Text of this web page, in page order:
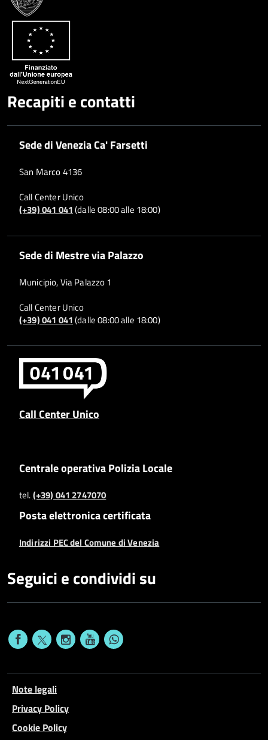
Recapiti e contatti
Sede di Venezia Ca' Farsetti
San Marco 4136
Call Center Unico
(+39) 041 041(dalle 08:00 alle 18:00)
Sede di Mestre via Palazzo
Municipio, Via Palazzo 1
Call Center Unico
(+39) 041 041(dalle 08:00 alle 18:00)
Call Center Unico
Centrale operativa Polizia Locale
tel.(+39) 041 2747070
Posta elettronica certificata
Indirizzi PEC del Comune di Venezia
Seguici e condividi su
Note legali
Privacy Policy
Cookie Policy